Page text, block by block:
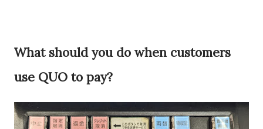
What should you do when customers
use QUO to pay?